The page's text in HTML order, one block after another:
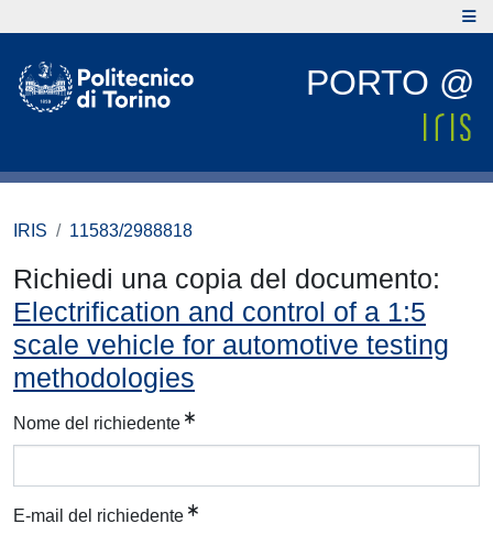
PORTO @
IRIS 11583/2988818
Richiedi una copia del documento:
Electrification and control of a 1:5
scale vehicle for automotive testing
methodologies
Nome del richiedente
E-mail del richiedente